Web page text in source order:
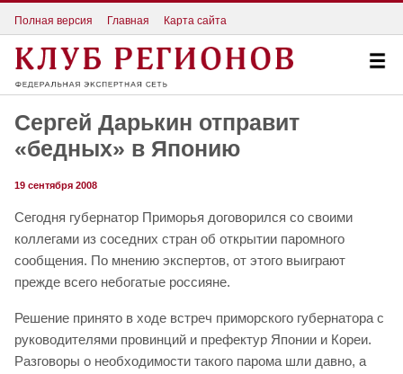
Полная версия Главная Карта сайта
Сергей Дарькин отправит
«бедных» в Японию
19 сентября 2008
Сегодня губернатор Приморья договорился со своими
коллегами из соседних стран об открытии паромного
сообщения. По мнению экспертов, от этого выиграют
прежде всего небогатые россияне.
Решение принято в ходе встреч приморского губернатора с
руководителями провинций и префектур Японии и Кореи.
Разговоры о необходимости такого парома шли давно, а